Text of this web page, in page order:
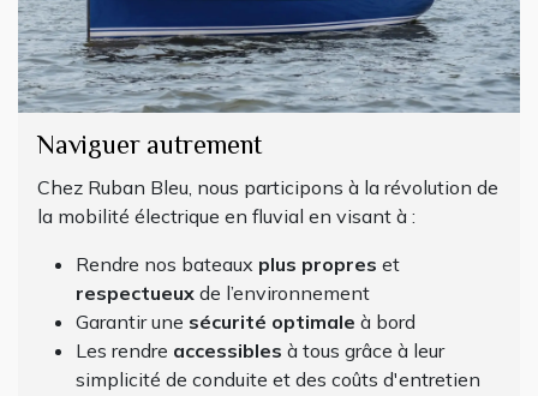
Naviguer autrement
Chez Ruban Bleu, nous participons à la révolution de
la mobilité électrique en fluvial en visant à :
Rendre nos bateaux plus propres et
respectueux de l’environnement
Garantir une sécurité optimale à bord
Les rendre accessibles à tous grâce à leur
simplicité de conduite et des coûts d'entretien